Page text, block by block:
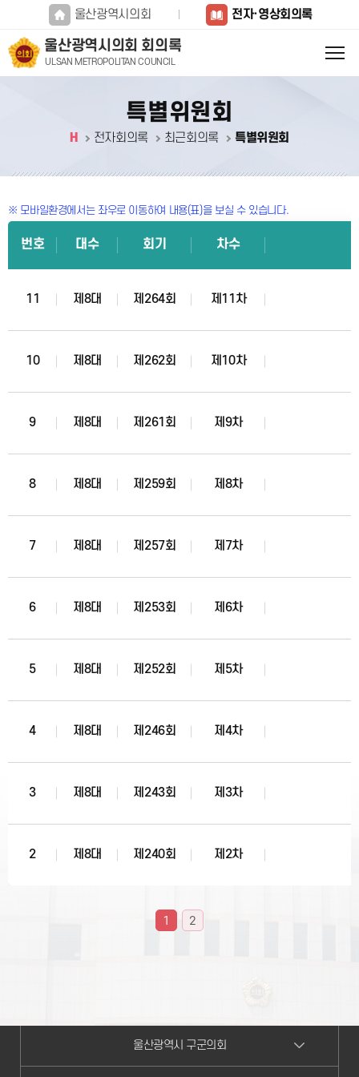
본문바로가기 울산광역시의회 전자·영상회의록
울산광역시의회 회의록
ULSAN METROPOLITAN COUNCIL
특별위원회
H 전자회의록 최근회의록 특별위원회
※ 모바일환경에서는 좌우로 이동하여 내용(표)을 보실 수 있습니다.
번호 대수 회기 차수
11 제8대 제264회 제11차
10 제8대 제262회 제10차
9 제8대 제261회 제9차
8 제8대 제259회 제8차
7 제8대 제257회 제7차
6 제8대 제253회 제6차
5 제8대 제252회 제5차
4 제8대 제246회 제4차
3 제8대 제243회 제3차
2 제8대 제240회 제2차
1 2
울산광역시 구군의회